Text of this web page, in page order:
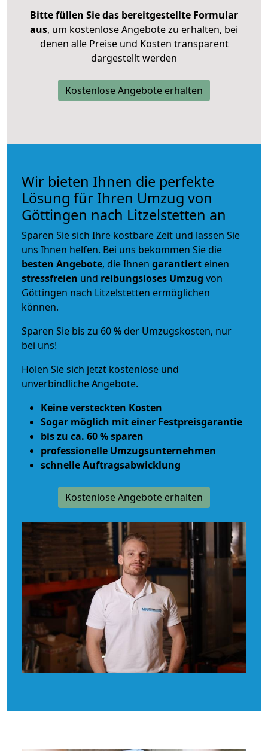
Bitte füllen Sie das bereitgestellte Formular
aus, um kostenlose Angebote zu erhalten, bei
denen alle Preise und Kosten transparent
dargestellt werden
Kostenlose Angebote erhalten
Wir bieten Ihnen die perfekte
Lösung für Ihren Umzug von
Göttingen nach Litzelstetten an
Sparen Sie sich Ihre kostbare Zeit und lassen Sie
uns Ihnen helfen. Bei uns bekommen Sie die
besten Angebote, die Ihnen garantiert einen
stressfreien und reibungsloses Umzug von
Göttingen nach Litzelstetten ermöglichen
können.
Sparen Sie bis zu 60 % der Umzugskosten, nur
bei uns!
Holen Sie sich jetzt kostenlose und
unverbindliche Angebote.
Keine versteckten Kosten
Sogar möglich mit einer Festpreisgarantie
bis zu ca. 60 % sparen
professionelle Umzugsunternehmen
schnelle Auftragsabwicklung
Kostenlose Angebote erhalten